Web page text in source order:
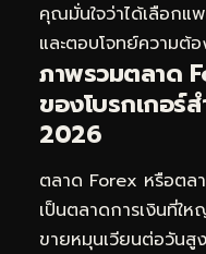
คุณมั่นใจว่าได้เลือก
และตอบโจทย์ความ
ภาพรวมตลาด
ของโบรกเกอร์
2026
ตลาด Forex หรือตล
เป็นตลาดการเงินที่ใ
ขายหมุนเวียนต่อวันสู